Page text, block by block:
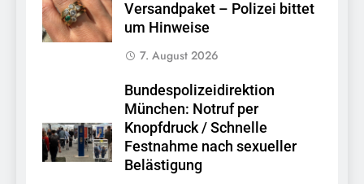
Versandpaket – Polizei bittet
um Hinweise
7. August 2026
Bundespolizeidirektion
München: Notruf per
Knopfdruck / Schnelle
Festnahme nach sexueller
Belästigung